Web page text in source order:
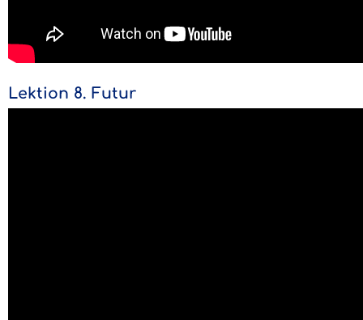
Lektion 8. Futur